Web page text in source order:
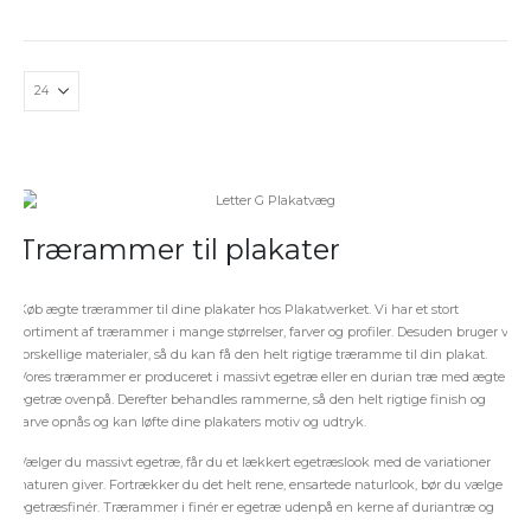
Trærammer til plakater
Køb ægte trærammer til dine plakater hos Plakatwerket. Vi har et stort
sortiment af trærammer i mange størrelser, farver og profiler. Desuden bruger vi
forskellige materialer, så du kan få den helt rigtige træramme til din plakat.
Vores trærammer er produceret i massivt egetræ eller en durian træ med ægte
egetræ ovenpå. Derefter behandles rammerne, så den helt rigtige finish og
farve opnås og kan løfte dine plakaters motiv og udtryk.
Vælger du massivt egetræ, får du et lækkert egetræslook med de variationer
naturen giver. Fortrækker du det helt rene, ensartede naturlook, bør du vælge
egetræsfinér. Trærammer i finér er egetræ udenpå en kerne af duriantræ og